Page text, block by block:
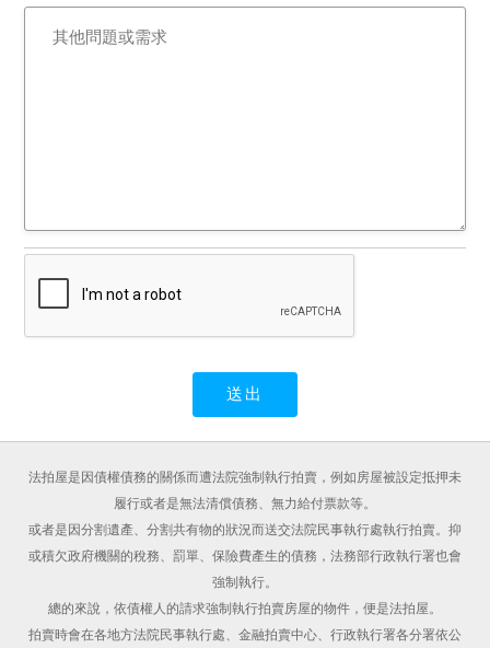
法拍屋是因債權債務的關係而遭法院強制執行拍賣，例如房屋被設定抵押未
履行或者是無法清償債務、無力給付票款等。
或者是因分割遺產、分割共有物的狀況而送交法院民事執行處執行拍賣。抑
或積欠政府機關的稅務、罰單、保險費產生的債務，法務部行政執行署也會
強制執行。
總的來說，依債權人的請求強制執行拍賣房屋的物件，便是法拍屋。
拍賣時會在各地方法院民事執行處、金融拍賣中心、行政執行署各分署依公